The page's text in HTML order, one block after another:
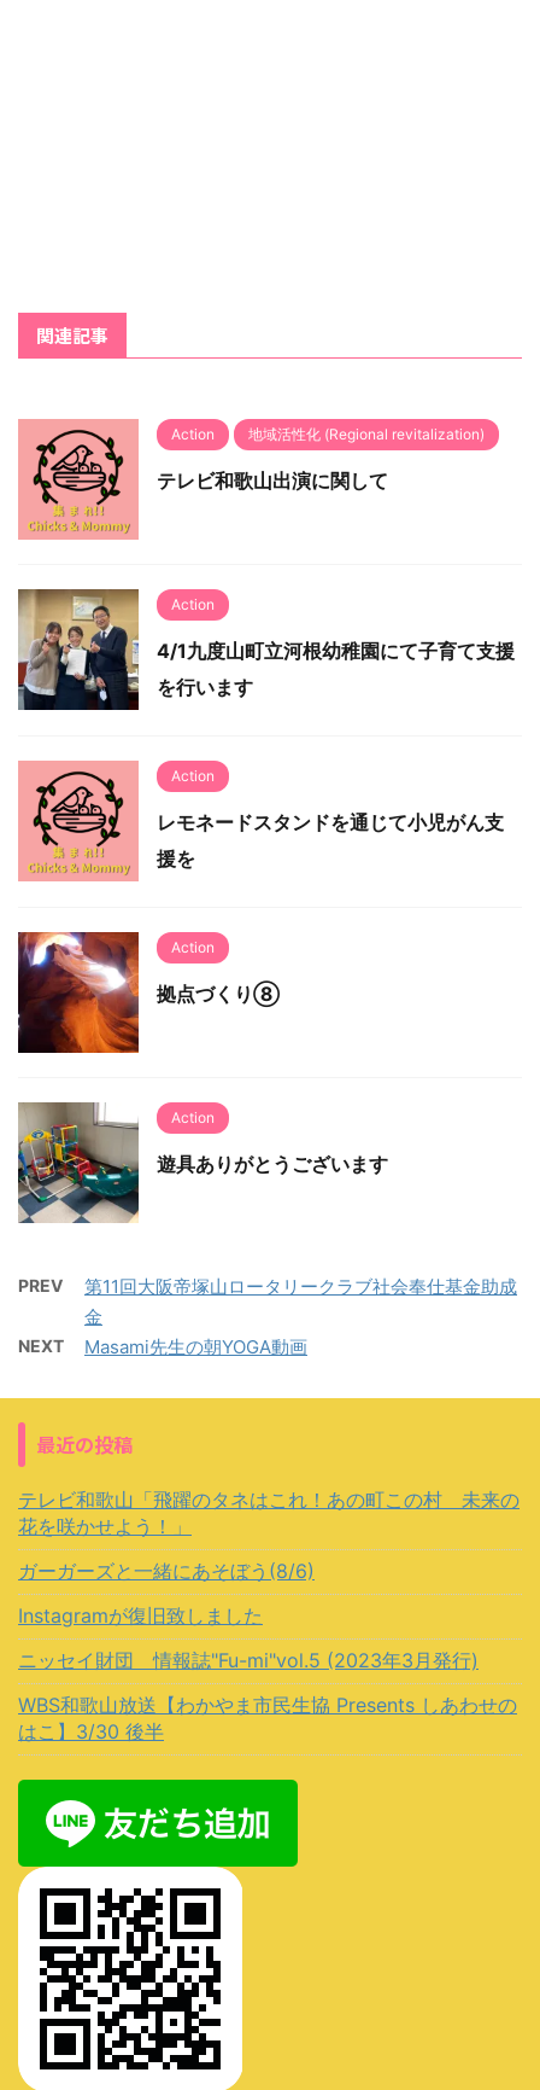
関連記事
Action 地域活性化 (Regional revitalization)
テレビ和歌山出演に関して
Action
4/1九度山町立河根幼稚園にて子育て支援
を行います
Action
レモネードスタンドを通じて小児がん支
援を
Action
拠点づくり⑧
Action
遊具ありがとうございます
PREV
第11回大阪帝塚山ロータリークラブ社会奉仕基金助成
金
NEXT Masami先生の朝YOGA動画
最近の投稿
テレビ和歌山「飛躍のタネはこれ！あの町この村 未来の
花を咲かせよう！」
ガーガーズと一緒にあそぼう(8/6)
Instagramが復旧致しました
ニッセイ財団 情報誌"Fu-mi"vol.5 (2023年3月発行)
WBS和歌山放送【わかやま市民生協 Presents しあわせの
はこ】3/30 後半